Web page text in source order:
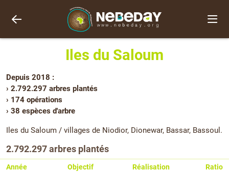
Iles du Saloum
Depuis 2018 :
› 2.792.297 arbres plantés
› 174 opérations
› 38 espèces d'arbre
Iles du Saloum / villages de Niodior, Dionewar, Bassar, Bassoul.
2.792.297 arbres plantés
Année Objectif Réalisation
Ratio